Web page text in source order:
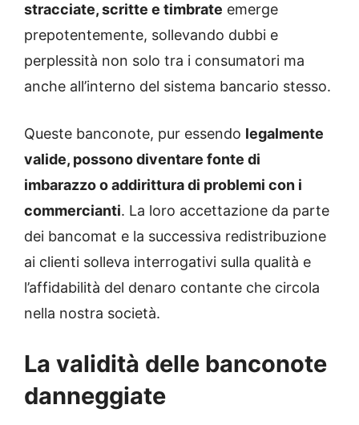
stracciate, scritte e timbrate emerge
prepotentemente, sollevando dubbi e
perplessità non solo tra i consumatori ma
anche all’interno del sistema bancario stesso.
Queste banconote, pur essendo legalmente
valide, possono diventare fonte di
imbarazzo o addirittura di problemi con i
commercianti. La loro accettazione da parte
dei bancomat e la successiva redistribuzione
ai clienti solleva interrogativi sulla qualità e
l’affidabilità del denaro contante che circola
nella nostra società.
La validità delle banconote
danneggiate